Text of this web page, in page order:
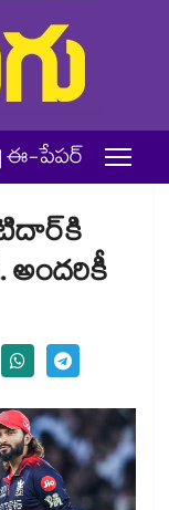
ఈ-పేపర్